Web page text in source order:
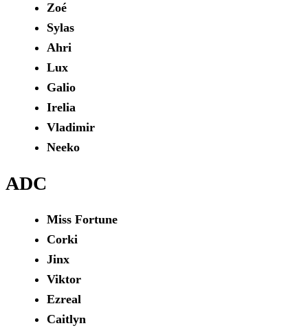
Zoé
Sylas
Ahri
Lux
Galio
Irelia
Vladimir
Neeko
ADC
Miss Fortune
Corki
Jinx
Viktor
Ezreal
Caitlyn